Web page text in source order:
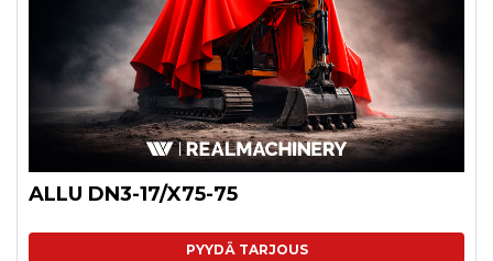
ALLU DN3-17/X75-75
PYYDÄ TARJOUS